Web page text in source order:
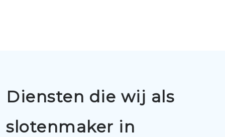
Diensten die wij als
slotenmaker in